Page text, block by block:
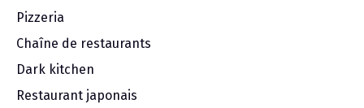
Pizzeria
Chaîne de restaurants
Dark kitchen
Restaurant japonais